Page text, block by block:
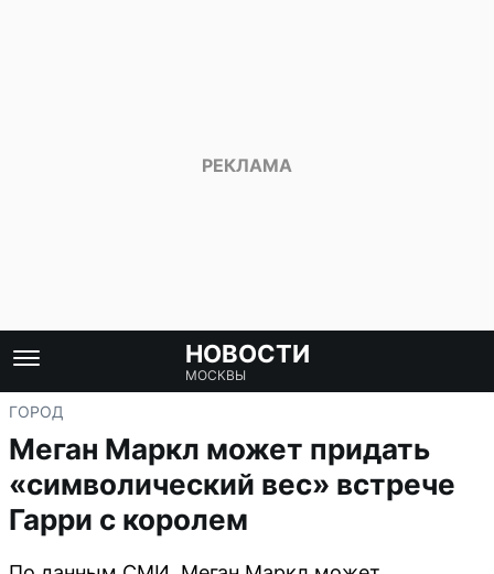
НОВОСТИ
МОСКВЫ
ГОРОД
Меган Маркл может придать
«символический вес» встрече
Гарри с королем